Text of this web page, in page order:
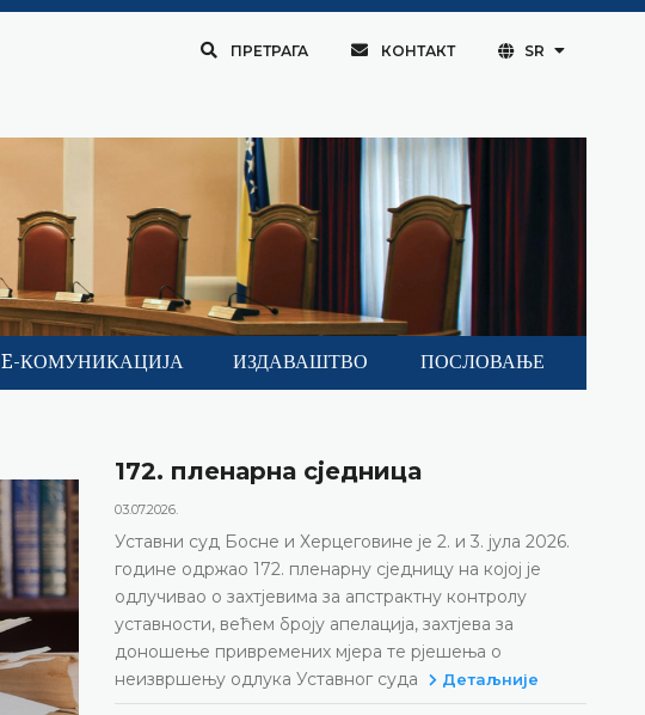
ПРЕТРАГА КОНТАКТ SR
E-КОМУНИКАЦИЈА ИЗДАВАШТВО ПОСЛОВАЊЕ
172. пленарна сједницa
03.07.2026.
Уставни суд Босне и Херцеговине је 2. и 3. јула 2026.
године одржао 172. пленарну сједницу на којој је
одлучивао о захтјевима за апстрактну контролу
уставности, већем броју апелација, захтјева за
доношење привремених мјера те рјешења о
неизвршењу одлука Уставног суда
Детаљније